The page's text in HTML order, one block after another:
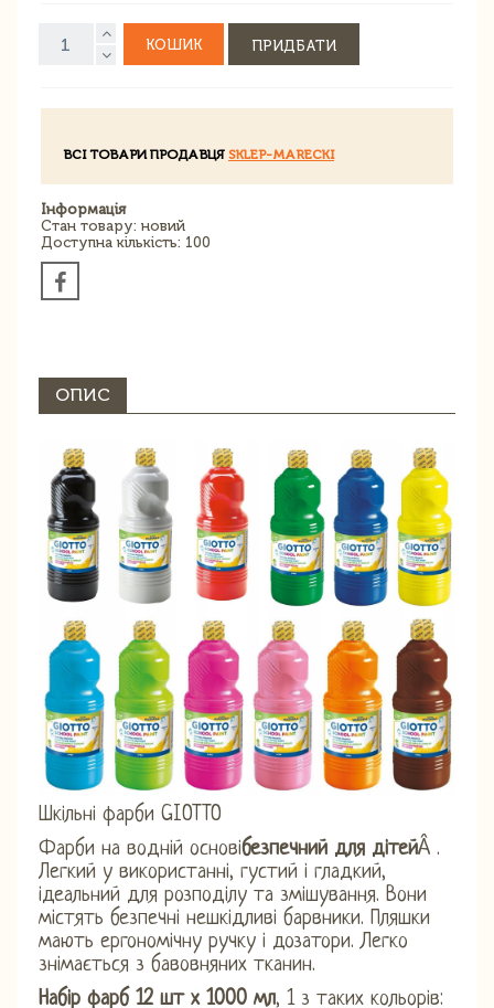
КОШИК ПРИДБАТИ
ВСІ ТОВАРИ ПРОДАВЦЯ SKLEP-MARECKI
Інформація
Стан товару: новий
Доступна кількість: 100
ОПИС
Шкільні фарби GIOTTO
Фарби на водній основібезпечний для дітейÂ .
Легкий у використанні, густий і гладкий,
ідеальний для розподілу та змішування. Вони
містять безпечні нешкідливі барвники. Пляшки
мають ергономічну ручку і дозатори. Легко
знімається з бавовняних тканин.
Набір фарб 12 шт х 1000 мл, 1 з таких кольорів: